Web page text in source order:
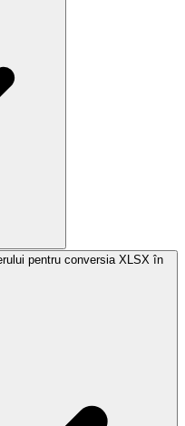
pentru conversia XLSX în